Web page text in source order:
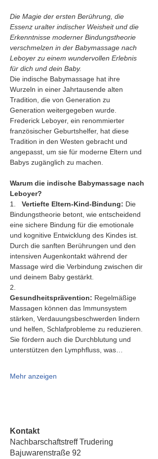
Die Magie der ersten Berührung, die
Essenz uralter indischer Weisheit und die
Erkenntnisse moderner Bindungstheorie
verschmelzen in der Babymassage nach
Leboyer zu einem wundervollen Erlebnis
für dich und dein Baby.
Die indische Babymassage hat ihre
Wurzeln in einer Jahrtausende alten
Tradition, die von Generation zu
Generation weitergegeben wurde.
Frederick Leboyer, ein renommierter
französischer Geburtshelfer, hat diese
Tradition in den Westen gebracht und
angepasst, um sie für moderne Eltern und
Babys zugänglich zu machen.
Warum die indische Babymassage nach
Leboyer?
1. Vertiefte Eltern-Kind-Bindung: Die
Bindungstheorie betont, wie entscheidend
eine sichere Bindung für die emotionale
und kognitive Entwicklung des Kindes ist.
Durch die sanften Berührungen und den
intensiven Augenkontakt während der
Massage wird die Verbindung zwischen dir
und deinem Baby gestärkt.
2.
Gesundheitsprävention: Regelmäßige
Massagen können das Immunsystem
stärken, Verdauungsbeschwerden lindern
und helfen, Schlafprobleme zu reduzieren.
Sie fördern auch die Durchblutung und
unterstützen den Lymphfluss, was…
Mehr anzeigen
Kontakt
Nachbarschaftstreff Trudering
Bajuwarenstraße 92